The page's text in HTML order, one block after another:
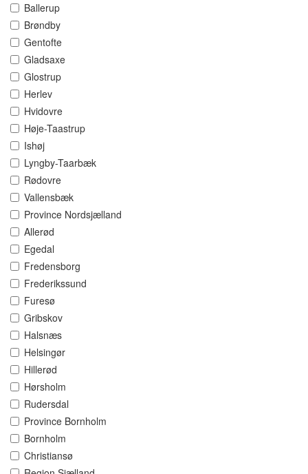
Ballerup
Brøndby
Gentofte
Gladsaxe
Glostrup
Herlev
Hvidovre
Høje-Taastrup
Ishøj
Lyngby-Taarbæk
Rødovre
Vallensbæk
Province Nordsjælland
Allerød
Egedal
Fredensborg
Frederikssund
Furesø
Gribskov
Halsnæs
Helsingør
Hillerød
Hørsholm
Rudersdal
Province Bornholm
Bornholm
Christiansø